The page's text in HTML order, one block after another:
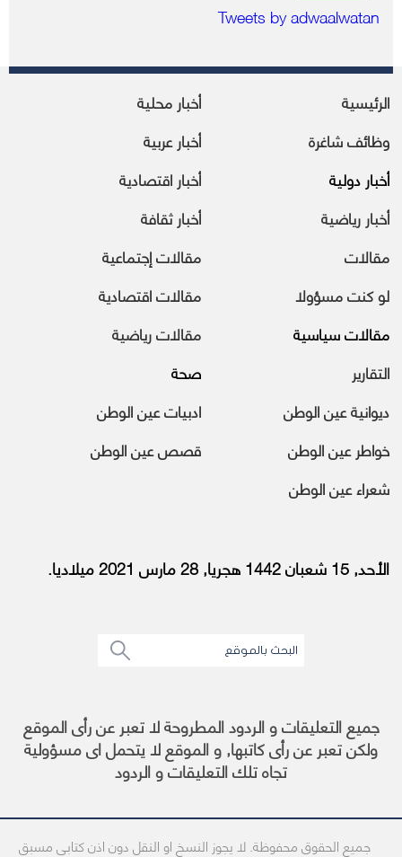
Tweets by adwaalwatan
الرئيسية
أخبار محلية
وظائف شاغرة
أخبار عربية
أخبار دولية
أخبار اقتصادية
أخبار رياضية
أخبار ثقافة
مقالات
مقالات إجتماعية
لو كنت مسؤولا
مقالات اقتصادية
مقالات سياسية
مقالات رياضية
التقارير
صحة
ديوانية عين الوطن
ادبيات عين الوطن
خواطر عين الوطن
قصص عين الوطن
شعراء عين الوطن
الأحد, 15 شعبان 1442 هجريا, 28 مارس 2021 ميلاديا.
جميع التعليقات و الردود المطروحة لا تعبر عن رأى الموقع
ولكن تعبر عن رأى كاتبها, و الموقع لا يتحمل اى مسؤولية
تجاه تلك التعليقات و الردود
جميع الحقوق محفوظة. لا يجوز النسخ او النقل دون اذن كتابى مسبق